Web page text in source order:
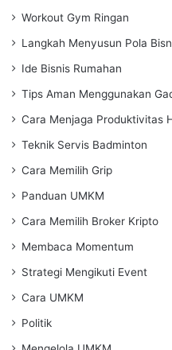
Workout Gym Ringan
Langkah Menyusun Pola
Ide Bisnis Rumahan
Tips Aman Menggunakan
Cara Menjaga Produktivitas
Teknik Servis Badminton
Cara Memilih Grip
Panduan UMKM
Cara Memilih Broker Kripto
Membaca Momentum
Strategi Mengikuti Event
Cara UMKM
Politik